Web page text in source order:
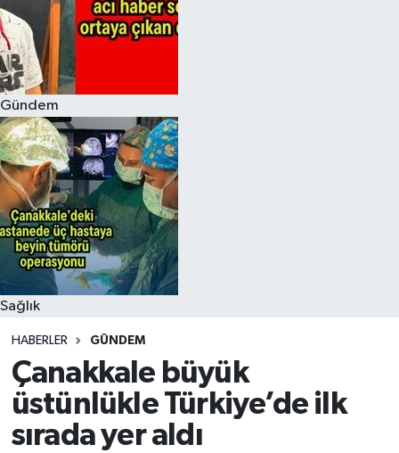
Gündem
Sağlık
HABERLER GÜNDEM
Çanakkale büyük
üstünlükle Türkiye’de ilk
sırada yer aldı